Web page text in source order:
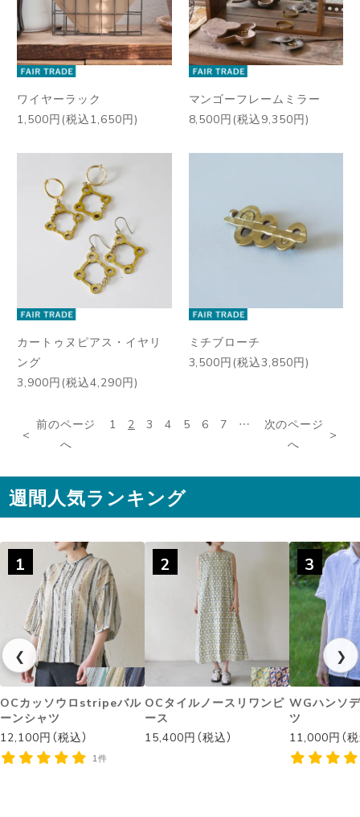
ワイヤーラック
1,500円(税込1,650円)
マンゴーフレームミラー
8,500円(税込9,350円)
カートゥヌピアス・イヤリ
ング
3,900円(税込4,290円)
ミチブローチ
3,500円(税込3,850円)
前のページ
へ
1 2 3 4 5 6 7 …
次のページ
へ
週間人気ランキング
❮
1
OCカッソウロstripeバル
ーンシャツ
12,100円（税込）
1件
2
OCタイルノースリワンピ
ース
15,400円（税込）
3
WGハンソ
ツ
11,000円（税
❯